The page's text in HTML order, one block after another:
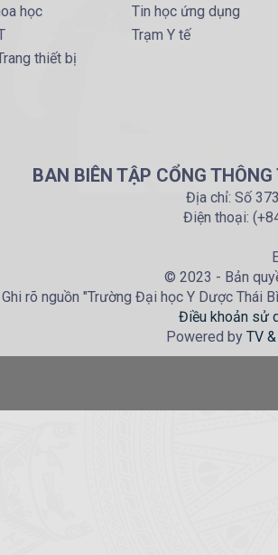
học
thiết bị
Tin học ứng dụng
Trạm Y tế
BAN BIÊN TẬP CỔNG
Địa chỉ: Số
Điện thoại:
© 2023 - Bản
Ghi rõ nguồn "Trường Đại học Y Dược Thái
Điều khoản sử
Powered by TV